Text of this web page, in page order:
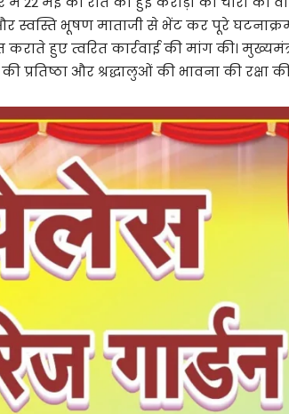
स्वस्ति भूषण माताजी से भेंट कर पूरे
हुए त्वरित कार्रवाई की मांग की।
और श्रद्धालुओं की भावना की रक्षा